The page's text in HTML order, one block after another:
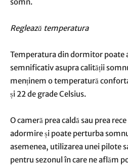
Reglează temperatura
Temperatura din dormitor poate
semnificativ asupra calității
menținem o temperatură
și 22 de grade Celsius.
O cameră prea caldă sau prea
adormire și poate perturba
asemenea, utilizarea unei pilote
pentru sezonul în care ne aflăm